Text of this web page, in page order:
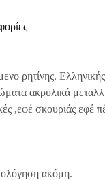
ρητίνης.
ακρυλικά
,εφέ σκουριάς εφέ
ακόμη.